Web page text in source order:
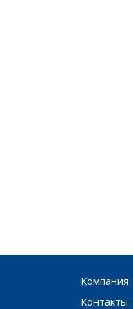
Компания
Контакты